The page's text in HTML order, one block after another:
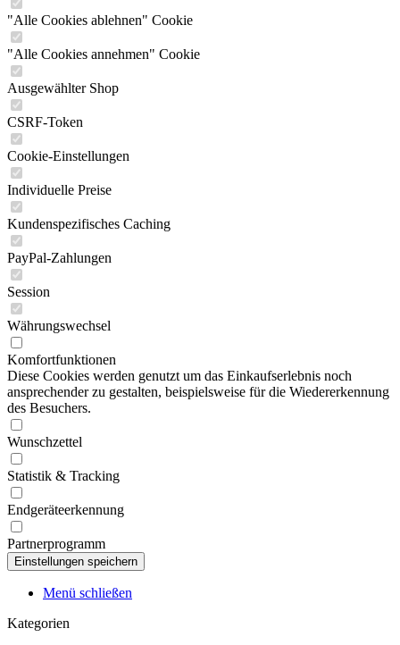
"Alle Cookies ablehnen" Cookie
"Alle Cookies annehmen" Cookie
Ausgewählter Shop
CSRF-Token
Cookie-Einstellungen
Individuelle Preise
Kundenspezifisches Caching
PayPal-Zahlungen
Session
Währungswechsel
Komfortfunktionen
Diese Cookies werden genutzt um das Einkaufserlebnis noch
ansprechender zu gestalten, beispielsweise für die Wiedererkennung
des Besuchers.
Wunschzettel
Statistik & Tracking
Endgeräteerkennung
Partnerprogramm
Menü schließen
Kategorien